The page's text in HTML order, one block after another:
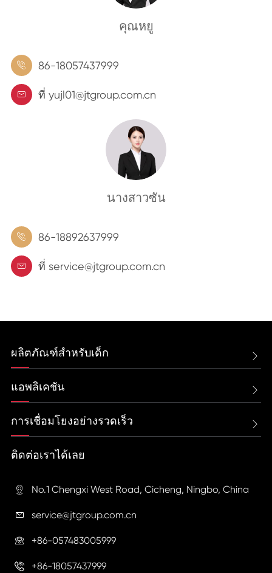
คุณหยู
 86-18057437999
 ที่ yujl01@jtgroup.com.cn
นางสาวซัน
 86-18892637999
 ที่ service@jtgroup.com.cn
ผลิตภัณฑ์สำหรับเด็ก 
แอพลิเคชัน 
การเชื่อมโยงอย่างรวดเร็ว 
ติดต่อเราได้เลย
 No.1 Chengxi West Road, Cicheng, Ningbo, China
 service@jtgroup.com.cn
 +86-057483005999
 +86-18057437999